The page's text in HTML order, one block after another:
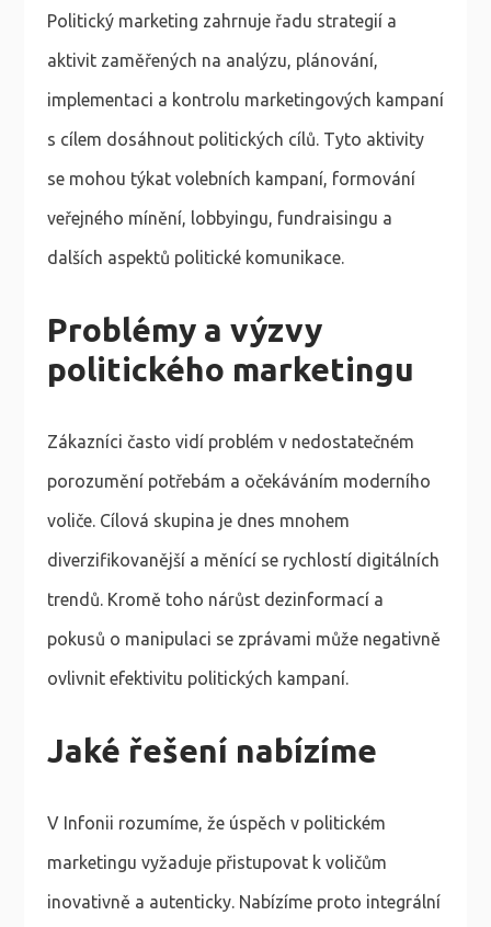
Politický marketing zahrnuje řadu strategií a
aktivit zaměřených na analýzu, plánování,
implementaci a kontrolu marketingových kampaní
s cílem dosáhnout politických cílů. Tyto aktivity
se mohou týkat volebních kampaní, formování
veřejného mínění, lobbyingu, fundraisingu a
dalších aspektů politické komunikace.
Problémy a výzvy
politického marketingu
Zákazníci často vidí problém v nedostatečném
porozumění potřebám a očekáváním moderního
voliče. Cílová skupina je dnes mnohem
diverzifikovanější a měnící se rychlostí digitálních
trendů. Kromě toho nárůst dezinformací a
pokusů o manipulaci se zprávami může negativně
ovlivnit efektivitu politických kampaní.
Jaké řešení nabízíme
V Infonii rozumíme, že úspěch v politickém
marketingu vyžaduje přistupovat k voličům
inovativně a autenticky. Nabízíme proto integrální